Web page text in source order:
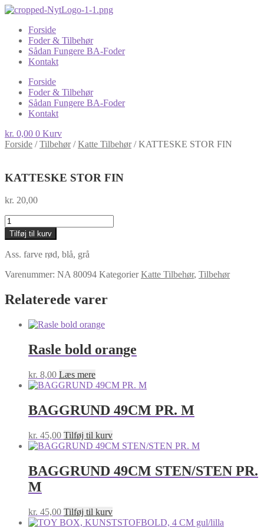
Forside
Foder & Tilbehør
Sådan Fungere BA-Foder
Kontakt
Forside
Foder & Tilbehør
Sådan Fungere BA-Foder
Kontakt
kr. 0,00 0 Kurv
Forside /Tilbehør/Katte Tilbehør/KATTESKE STOR FIN
KATTESKE STOR FIN
kr. 20,00
KATTESKE
STOR
FIN
antal
Tilføj til kurv
Ass. farve rød, blå, grå
Varenummer: NA 80094 Kategorier Katte Tilbehør, Tilbehør
Relaterede varer
Rasle bold orange
kr. 8,00 Læs mere
BAGGRUND 49CM PR. M
kr. 45,00 Tilføj til kurv
BAGGRUND 49CM STEN/STEN PR.
M
kr. 45,00 Tilføj til kurv